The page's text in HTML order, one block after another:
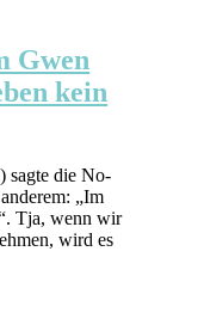
Gwen
kein
sagte die No-
„Im
Tja, wenn wir
wird es